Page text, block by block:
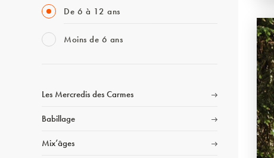
De 6 à 12 ans
Moins de 6 ans
Les Mercredis des Carmes
Babillage
Mix’âges